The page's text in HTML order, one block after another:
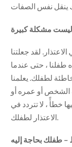
لقد جعلتنا
طفلنا ، حتى عندما
لطفلك. يعلمنا
الشخص أو عمره أو
خطأً ، لا تتردد في